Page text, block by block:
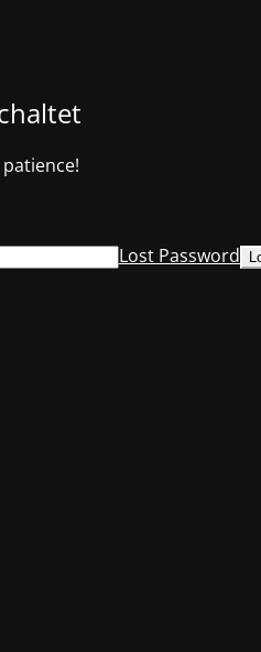
Lost Password